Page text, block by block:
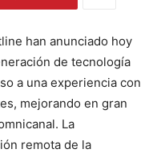
han anunciado hoy
de tecnología
a una experiencia con
mejorando en gran
La
remota de la